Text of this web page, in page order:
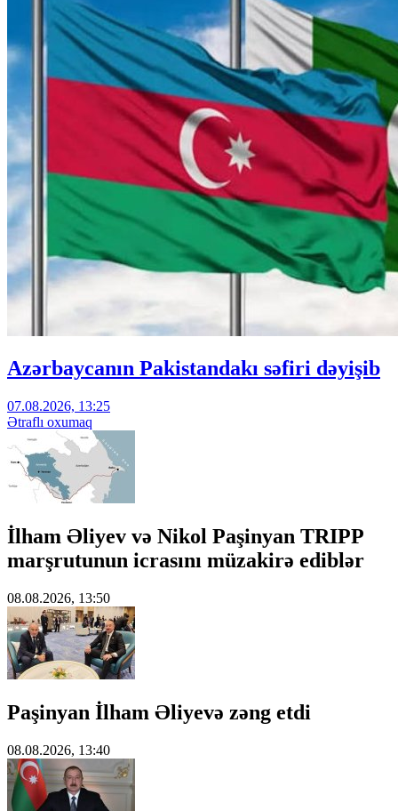
Azərbaycanın Pakistandakı səfiri dəyişib
07.08.2026, 13:25
Ətraflı oxumaq
İlham Əliyev və Nikol Paşinyan TRIPP
marşrutunun icrasını müzakirə ediblər
08.08.2026, 13:50
Paşinyan İlham Əliyevə zəng etdi
08.08.2026, 13:40